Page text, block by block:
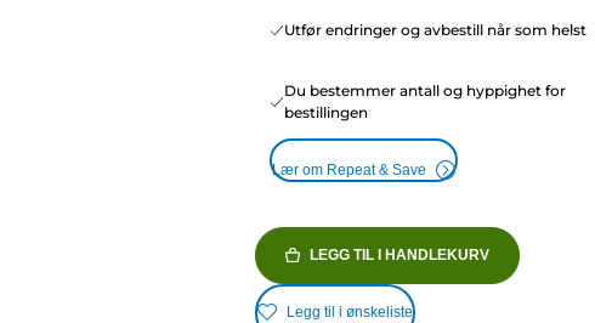
Utfør endringer og avbestill når som helst
Du bestemmer antall og hyppighet for
bestillingen
Lær om Repeat & Save
LEGG TIL I HANDLEKURV
Legg til i ønskeliste